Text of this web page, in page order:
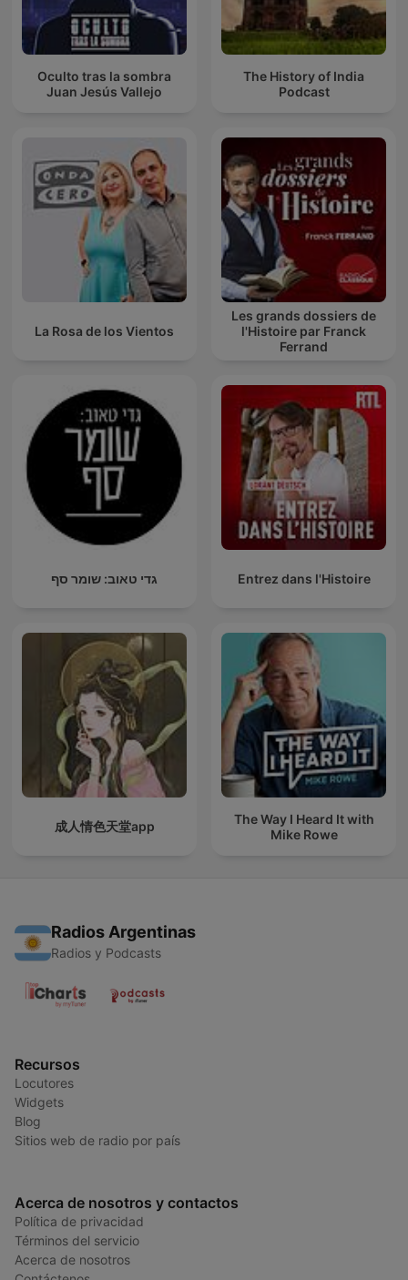
Oculto tras la sombra
Juan Jesús Vallejo
The History of India
Podcast
La Rosa de los Vientos
Les grands dossiers de
l'Histoire par Franck
Ferrand
גדי טאוב: שומר סף Entrez dans l'Histoire
成人情色天堂app
The Way I Heard It with
Mike Rowe
Radios Argentinas
Radios y Podcasts
Recursos
Locutores
Widgets
Blog
Sitios web de radio por país
Acerca de nosotros y contactos
Política de privacidad
Términos del servicio
Acerca de nosotros